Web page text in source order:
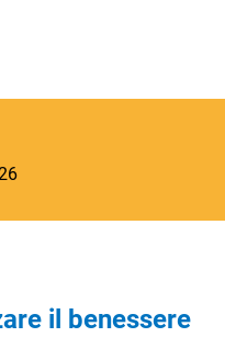
il benessere